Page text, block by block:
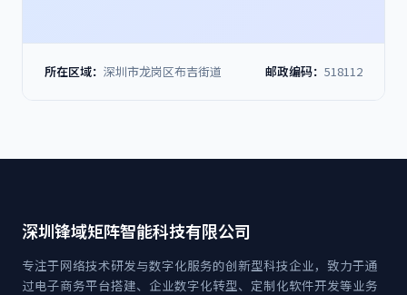
所在区域： 深圳市龙岗区布吉街道 邮政编码： 518112
深圳锋域矩阵智能科技有限公司
专注于网络技术研发与数字化服务的创新型科技企业，致力于通
过电子商务平台搭建、企业数字化转型、定制化软件开发等业务